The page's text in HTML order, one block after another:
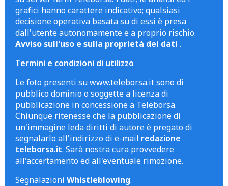
grafici hanno carattere indicativo; qualsiasi
decisione operativa basata su di essi è presa
dall'utente autonomamente e a proprio rischio.
Avviso sull'uso e sulla proprietà dei dati .
Termini e condizioni di utilizzo
Le foto presenti su www.teleborsa.it sono di
pubblico dominio o soggette a licenza di
pubblicazione in concessione a Teleborsa.
Chiunque ritenesse che la pubblicazione di
un'immagine leda diritti di autore è pregato di
segnalarlo all'indirizzo di e-mail redazione
teleborsa.it. Sarà nostra cura provvedere
all'accertamento ed all'eventuale rimozione.
Segnalazioni Whistleblowing.